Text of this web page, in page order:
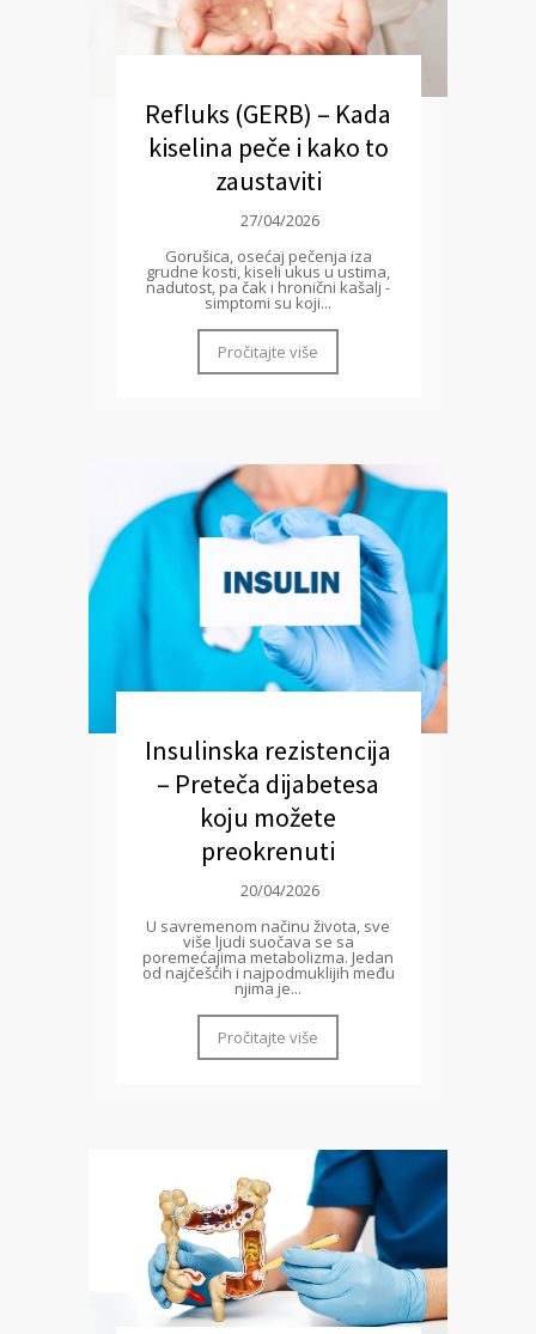
Refluks (GERB) – Kada
kiselina peče i kako to
zaustaviti
27/04/2026
Gorušica, osećaj pečenja iza
grudne kosti, kiseli ukus u ustima,
nadutost, pa čak i hronični kašalj -
simptomi su koji...
Pročitajte više
Insulinska rezistencija
– Preteča dijabetesa
koju možete
preokrenuti
20/04/2026
U savremenom načinu života, sve
više ljudi suočava se sa
poremećajima metabolizma. Jedan
od najčešćih i najpodmuklijih među
njima je...
Pročitajte više